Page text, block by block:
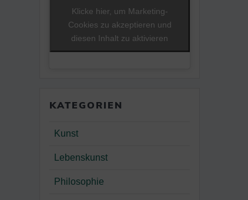
Klicke hier, um Marketing-
Cookies zu akzeptieren und
diesen Inhalt zu aktivieren
KATEGORIEN
Kunst
Lebenskunst
Philosophie